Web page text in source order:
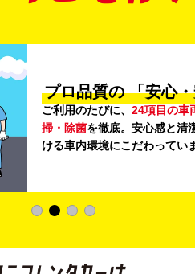
プロ品質の 「安心
ご利用のたびに、 24項目の車
掃・除菌を徹底。安心感と清
ける車内環境にこだわってい